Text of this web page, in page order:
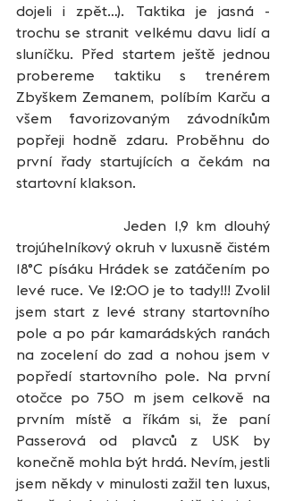
dojeli i zpět…). Taktika je jasná -
trochu se stranit velkému davu lidí a
sluníčku. Před startem ještě jednou
probereme taktiku s trenérem
Zbyškem Zemanem, políbím Karču a
všem favorizovaným závodníkům
popřeji hodně zdaru. Proběhnu do
první řady startujících a čekám na
startovní klakson.
              Jeden 1,9 km dlouhý
trojúhelníkový okruh v luxusně čistém
18°C písáku Hrádek se zatáčením po
levé ruce. Ve 12:00 je to tady!!! Zvolil
jsem start z levé strany startovního
pole a po pár kamarádských ranách
na zocelení do zad a nohou jsem v
popředí startovního pole. Na první
otočce po 750 m jsem celkově na
prvním místě a říkám si, že paní
Passerová od plavců z USK by
konečně mohla být hrdá. Nevím, jestli
jsem někdy v minulosti zažil ten luxus,